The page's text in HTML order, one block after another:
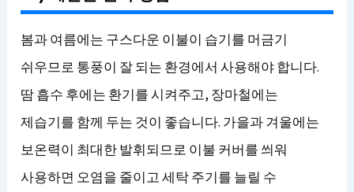
봄과 여름에는 구스다운 이불이 습기를 머금기
쉬우므로 통풍이 잘 되는 환경에서 사용해야 합니다.
땀 흡수 후에는 환기를 시켜주고, 장마철에는
제습기를 함께 두는 것이 좋습니다. 가을과 겨울에는
보온력이 최대한 발휘되므로 이불 커버를 씌워
사용하면 오염을 줄이고 세탁 주기를 늘릴 수